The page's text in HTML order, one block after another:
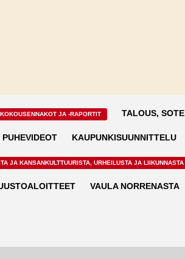
JA -RAPORTIT TALOUS, SOTE
PUHEVIDEOT KAUPUNKISUUNNITTELU
JA KANSANKULTTUURISTA, URHEILUSTA JA LIIKUNNASTA
VAULA NORRENASTA